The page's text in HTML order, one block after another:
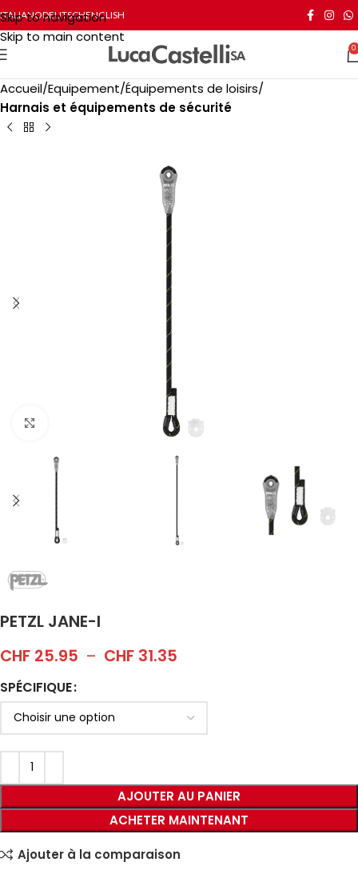
Skip to navigation
Skip to main content
ITALIANODEUTSCHENGLISH
0
Accueil Equipement Équipements de loisirs
Harnais et équipements de sécurité
PETZL JANE-I
CHF 25.95 – CHF 31.35
SPÉCIFIQUE
AJOUTER AU PANIER
ACHETER MAINTENANT
Ajouter à la comparaison